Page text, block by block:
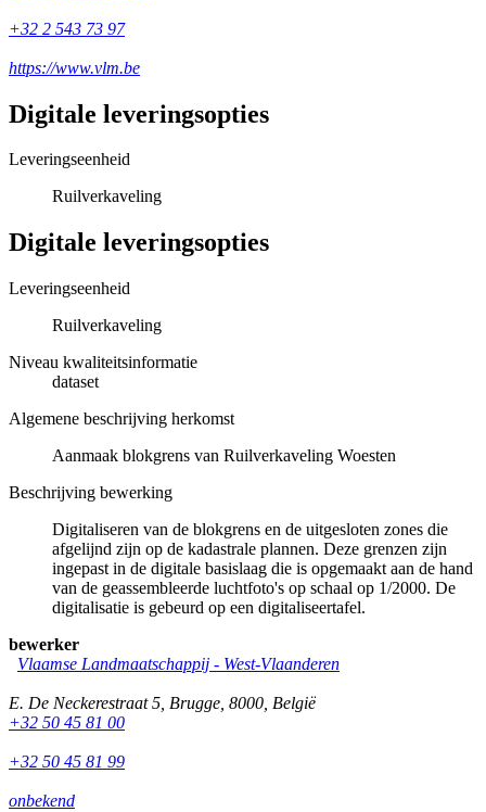
+32 2 543 73 97
https://www.vlm.be
Digitale leveringsopties
Leveringseenheid
Ruilverkaveling
Digitale leveringsopties
Leveringseenheid
Ruilverkaveling
Niveau kwaliteitsinformatie
dataset
Algemene beschrijving herkomst
Aanmaak blokgrens van Ruilverkaveling Woesten
Beschrijving bewerking
Digitaliseren van de blokgrens en de uitgesloten zones die
afgelijnd zijn op de kadastrale plannen. Deze grenzen zijn
ingepast in de digitale basislaag die is opgemaakt aan de hand
van de geassembleerde luchtfoto's op schaal op 1/2000. De
digitalisatie is gebeurd op een digitaliseertafel.
bewerker
Vlaamse Landmaatschappij - West-Vlaanderen
E. De Neckerestraat 5 Brugge 8000 België
+32 50 45 81 00
+32 50 45 81 99
onbekend